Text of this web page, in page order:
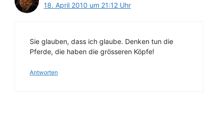
18. April 2010 um 21:12 Uhr
Sie glauben, dass ich glaube. Denken tun die
Pferde, die haben die grösseren Köpfe!
Antworten